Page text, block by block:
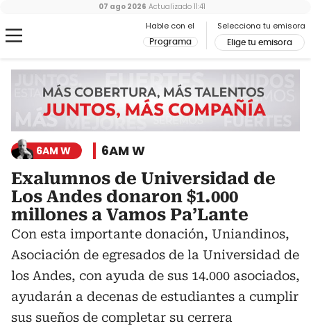
Hable con el
Programa
Selecciona tu emisora
Elige tu emisora
07 ago 2026 Actualizado 11:41
6AM W 6AM W
Exalumnos de Universidad de
Los Andes donaron $1.000
millones a Vamos Pa’Lante
Con esta importante donación, Uniandinos,
Asociación de egresados de la Universidad de
los Andes, con ayuda de sus 14.000 asociados,
ayudarán a decenas de estudiantes a cumplir
sus sueños de completar su cerrera